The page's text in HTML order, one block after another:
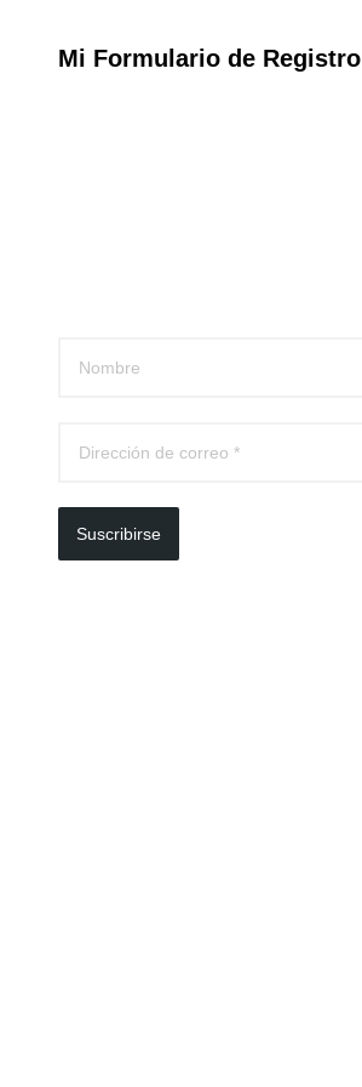
Mi Formulario de Registro
Suscribirse